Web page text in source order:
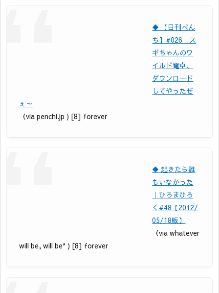
◆ 【日刊ぺん
ち】#026 ス
ギちゃんのワ
イルド電卓、
ダウンロード
してやったぜ
ぇ～
（via penchi.jp ) [8] forever
◆ 起きたら誰
もいなかった
｜ひろまひろ
く#48【2012/
05/18版】
（via whatever
will be, will be* ) [8] forever